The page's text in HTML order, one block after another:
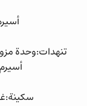
تنهدات:وحدة